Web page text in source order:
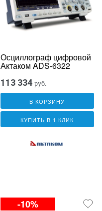
Осциллограф цифровой
Актаком ADS-6322
113 334 руб.
В КОРЗИНУ
КУПИТЬ В 1 КЛИК
-10%